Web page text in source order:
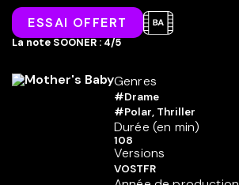
ESSAI OFFERT
La note SOONER : 4/5
Genres
#Drame
#Polar, Thriller
Durée (en min)
108
Versions
VOSTFR